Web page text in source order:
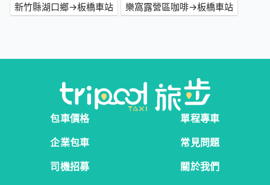
新竹縣湖口鄉→板橋車站
樂窩露營區咖啡→板橋車站
包車價格
單程專車
企業包車
常見問題
司機招募
關於我們